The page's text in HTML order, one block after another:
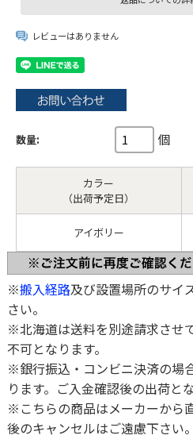
レビューはありません
数量: 個
カラー
（出荷予定日）
アイボリー
※搬入経路及び設置場所のサイ
さい。
※北海道は送料を別途請求させ
不可となります。
※銀行振込・コンビニ決済の場
ります。ご入金確認後の出荷とな
※こちらの商品はメーカーから
後のキャンセルはご遠慮下さい。